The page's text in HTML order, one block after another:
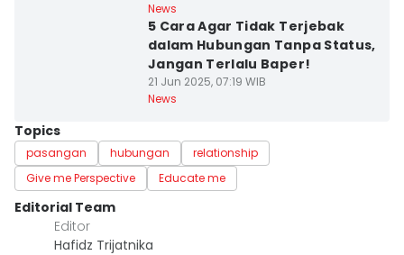
News
5 Cara Agar Tidak Terjebak
dalam Hubungan Tanpa Status,
Jangan Terlalu Baper!
21 Jun 2025, 07:19 WIB
News
Topics
pasangan hubungan
relationship
Give me Perspective
Educate me
Editorial Team
Editor
Hafidz Trijatnika